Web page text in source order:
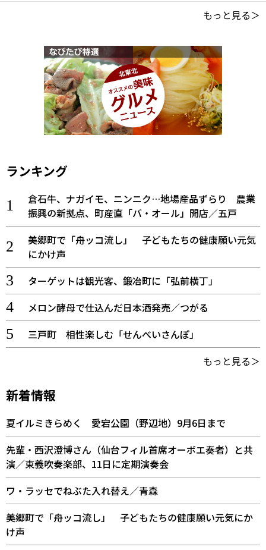
もっと見る＞
ランキング
倉石牛、ナガイモ、ニンニク…地場産品ずらり 農業
振興の新拠点、町産直「バ・オール」開店／五戸
美郷町で「舟ッコ流し」 子どもたちの健康願い元気
にかけ声
ターゲットは観光客、鍛冶町に「弘前横丁」
メロン酵母で仕込んだ日本酒発売／つがる
三戸町 相性楽しむ「せんべいさんぽ」
もっと見る＞
新着情報
夏イルミきらめく 愛宕公園（野辺地）9月6日まで
先輩・西沢澄博さん（仙台フィル首席オーボエ奏者）と共
演／東義吹奏楽部、11日に定期演奏会
ワ・ラッセでねぶた入れ替え／青森
美郷町で「舟ッコ流し」 子どもたちの健康願い元気にか
け声